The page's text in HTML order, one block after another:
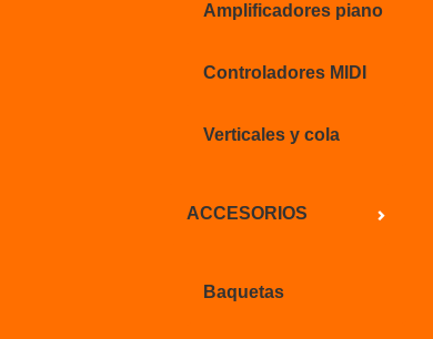
Amplificadores piano
Controladores MIDI
Verticales y cola
ACCESORIOS
Baquetas